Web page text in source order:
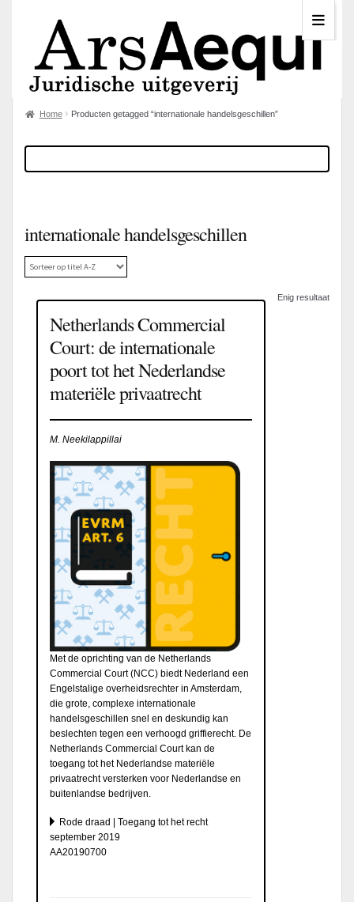
Home Producten getagged “internationale handelsgeschillen”
internationale handelsgeschillen
Enig resultaat
Netherlands Commercial
Court: de internationale
poort tot het Nederlandse
materiële privaatrecht
M. Neekilappillai
Met de oprichting van de Netherlands
Commercial Court (NCC) biedt Nederland een
Engelstalige overheidsrechter in Amsterdam,
die grote, complexe internationale
handelsgeschillen snel en deskundig kan
beslechten tegen een verhoogd griffierecht. De
Netherlands Commercial Court kan de
toegang tot het Nederlandse materiële
privaatrecht versterken voor Nederlandse en
buitenlandse bedrijven.
Rode draad | Toegang tot het recht
september 2019
AA20190700